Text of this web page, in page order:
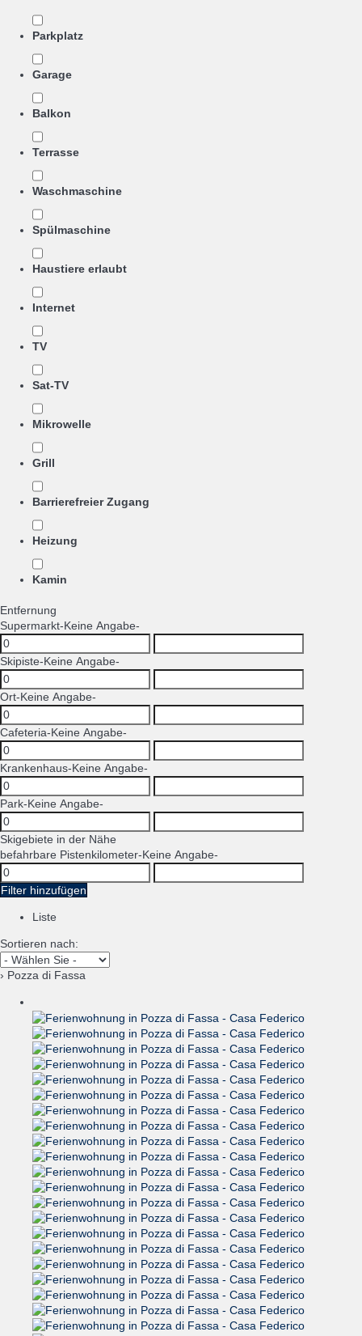
Parkplatz
Garage
Balkon
Terrasse
Waschmaschine
Spülmaschine
Haustiere erlaubt
Internet
TV
Sat-TV
Mikrowelle
Grill
Barrierefreier Zugang
Heizung
Kamin
Entfernung
Supermarkt-Keine Angabe-
Skipiste-Keine Angabe-
Ort-Keine Angabe-
Cafeteria-Keine Angabe-
Krankenhaus-Keine Angabe-
Park-Keine Angabe-
Skigebiete in der Nähe
befahrbare Pistenkilometer-Keine Angabe-
Filter hinzufügen
Liste
Sortieren nach:
› Pozza di Fassa